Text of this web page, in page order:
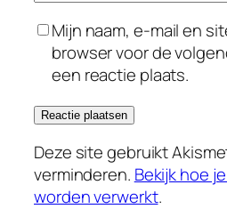
Mijn naam, e-mail en
browser voor de
een reactie plaats.
Deze site gebruikt
verminderen. Bekijk hoe
worden verwerkt.